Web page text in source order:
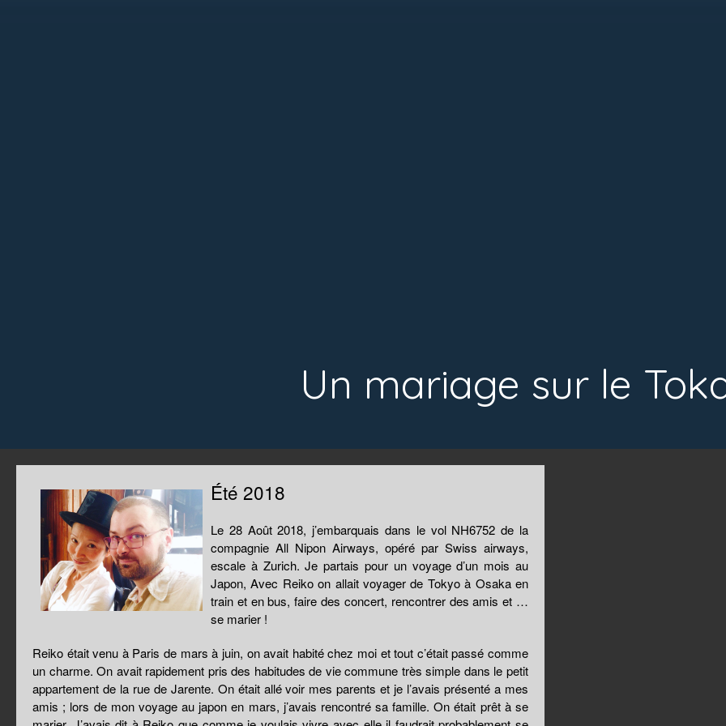
Un mariage sur le
Été 2018
Le 28 Août 2018, j’embarquais dans le vol NH6752 de la
compagnie All Nipon Airways, opéré par Swiss airways,
escale à Zurich. Je partais pour un voyage d’un mois au
Japon, Avec Reiko on allait voyager de Tokyo à Osaka en
train et en bus, faire des concert, rencontrer des amis et …
se marier !
Reiko était venu à Paris de mars à juin, on avait habité chez moi et tout c’était passé comme
un charme. On avait rapidement pris des habitudes de vie commune très simple dans le petit
appartement de la rue de Jarente. On était allé voir mes parents et je l’avais présenté a mes
amis ; lors de mon voyage au japon en mars, j’avais rencontré sa famille. On était prêt à se